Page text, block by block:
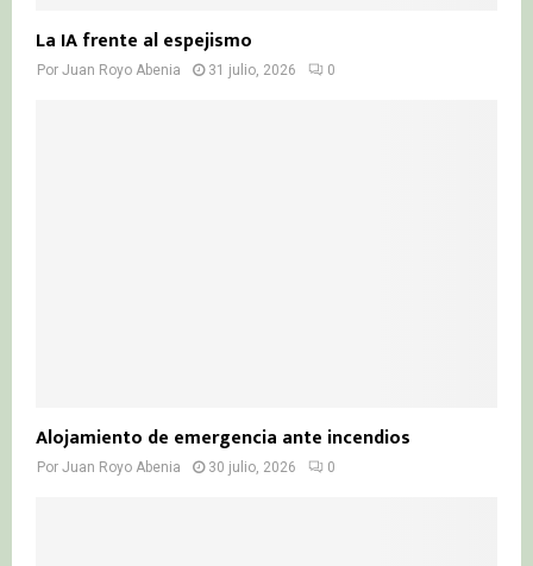
La IA frente al espejismo
Por Juan Royo Abenia 31 julio, 2026 0
Alojamiento de emergencia ante incendios
Por Juan Royo Abenia 30 julio, 2026 0